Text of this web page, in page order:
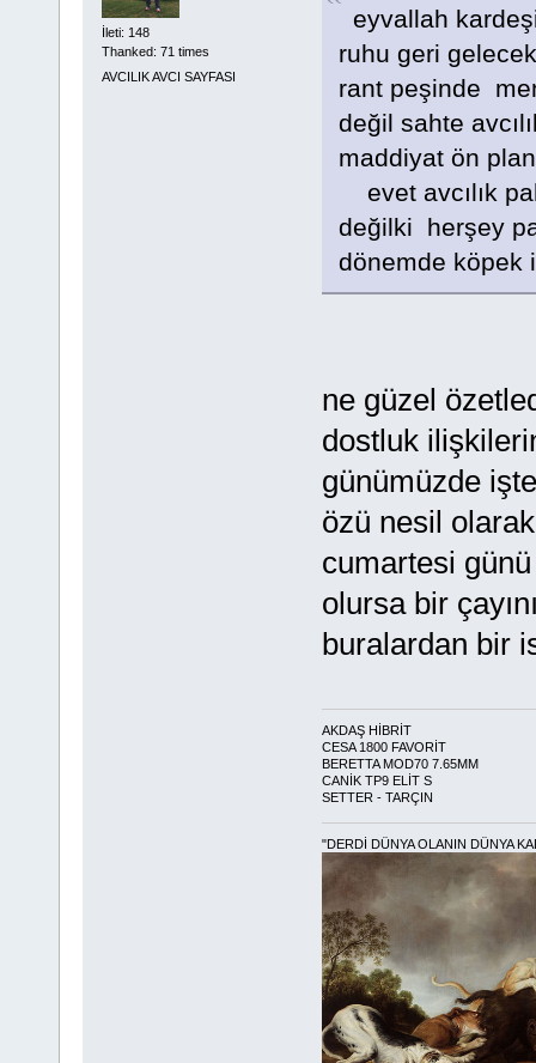
İleti: 148
Thanked: 71 times
AVCILIK AVCI SAYFASI
eyvallah
ruhu geri
rant peşinde
değil sahte
maddiyat ön
evet avcılık
değilki herşey
dönemde köpek
ne güzel
dostluk
günümüzde
özü nesil
cumartesi
olursa bir
buralardan bir
AKDAŞ HİBRİT
CESA 1800 FAVORİT
BERETTA MOD70 7.65MM
CANİK TP9 ELİT S
SETTER - TARÇIN
"DERDİ DÜNYA OLANIN DÜNYA